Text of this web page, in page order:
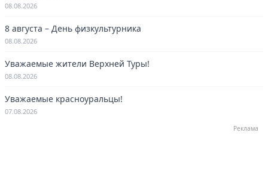
08.08.2026
8 августа – День физкультурника
08.08.2026
Уважаемые жители Верхней Туры!
08.08.2026
Уважаемые красноуральцы!
07.08.2026
Реклама